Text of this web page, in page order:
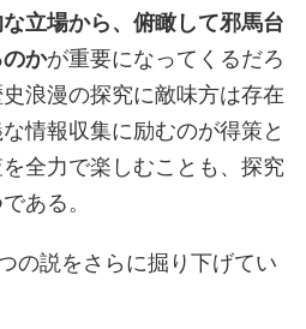
立場から、俯瞰して邪馬台
かが重要になってくるだろ
浪漫の探究に敵味方は存在
情報収集に励むのが得策と
全力で楽しむことも、探究
ある。
の説をさらに掘り下げてい